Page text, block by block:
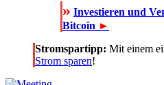
» Investieren und
Bitcoin ►
Stromspartipp: Mit einem
Strom sparen!